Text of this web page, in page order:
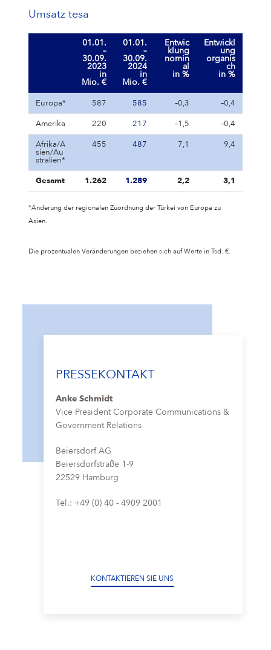
Umsatz tesa
01.01.
–
30.09.
2023
in
Mio. €
01.01.
–
30.09.
2024
in
Mio. €
Entwic
klung
nomin
al
in %
Entwickl
ung
organis
ch
in %
Europa* 587 585 –0,3 –0,4
Amerika 220 217 –1,5 –0,4
Afrika/A
sien/Au
stralien*
455 487 7,1 9,4
Gesamt 1.262 1.289 2,2 3,1
*Änderung der regionalen Zuordnung der Türkei von Europa zu
Asien.
Die prozentualen Veränderungen beziehen sich auf Werte in Tsd. €.
PRESSEKONTAKT
Anke Schmidt
Vice President Corporate Communications &
Government Relations
Beiersdorf AG
Beiersdorfstraße 1-9
22529 Hamburg
Tel.: +49 (0) 40 - 4909 2001
KONTAKTIEREN SIE UNS